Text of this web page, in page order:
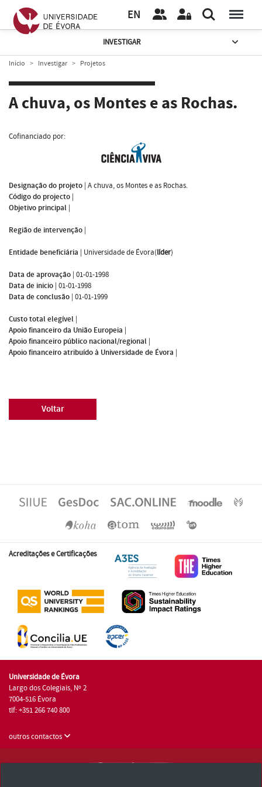
EN
INVESTIGAR
Início Investigar Projetos
A chuva, os Montes e as Rochas.
Cofinanciado por:
Designação do projeto | A chuva, os Montes e as Rochas.
Código do projecto |
Objetivo principal |
Região de intervenção |
Entidade beneficiária | Universidade de Évora(líder)
Data de aprovação | 01-01-1998
Data de inicio | 01-01-1998
Data de conclusão | 01-01-1999
Custo total elegível |
Apoio financeiro da União Europeia |
Apoio financeiro público nacional/regional |
Apoio financeiro atribuído à Universidade de Évora |
Voltar
Acreditações e Certificações
Universidade de Évora
Largo dos Colegiais, Nº 2
7004-516 Évora
tlf: +351 266 740 800
outros contactos